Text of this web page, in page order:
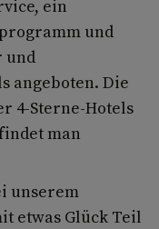
ein
und
und
angeboten. Die
4-Sterne-Hotels
man
unserem
etwas Glück Teil